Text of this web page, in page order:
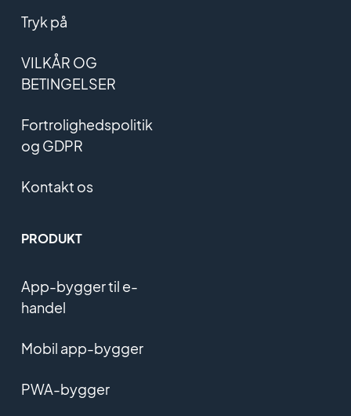
Tryk på
VILKÅR OG
BETINGELSER
Fortrolighedspolitik
og GDPR
Kontakt os
PRODUKT
App-bygger til e-
handel
Mobil app-bygger
PWA-bygger